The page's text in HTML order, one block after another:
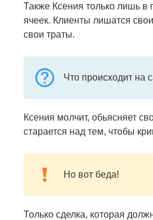
Также Ксения только лишь в
ячеек. Клиенты лишатся
свои траты.
Что происходит на
Ксения молчит, обьясняет
старается над тем, чтобы
Но вот беда!
Только сделка, которая